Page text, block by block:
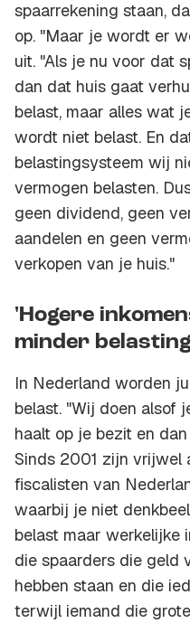
spaarrekening staan,
op. "Maar je wordt er
uit. "Als je nu voor dat
dan dat huis gaat
belast, maar alles wat
wordt niet belast. En
belastingsysteem wij
vermogen belasten.
geen dividend, geen
aandelen en geen
verkopen van je huis."
'Hogere
minder
In Nederland worden
belast. "Wij doen alsof
haalt op je bezit en
Sinds 2001 zijn vrijwel
fiscalisten van
waarbij je niet
belast maar werkelijke
die spaarders die geld
hebben staan en die
terwijl iemand die